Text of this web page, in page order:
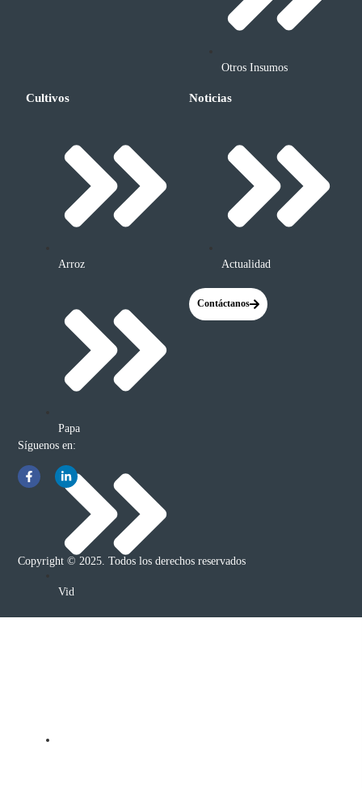
Otros Insumos
Cultivos
Arroz
Papa
Vid
Noticias
Actualidad
Contáctanos
Síguenos en:
Copyright © 2025. Todos los derechos reservados